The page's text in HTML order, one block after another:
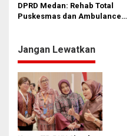
DPRD Medan: Rehab Total
Puskesmas dan Ambulance
Jangan Lewatkan